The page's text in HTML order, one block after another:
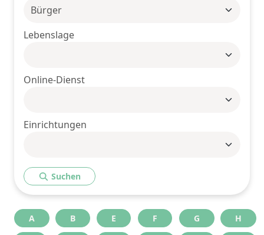
Lebenslage
Online-Dienst
Einrichtungen
Suchen
A B E F G H